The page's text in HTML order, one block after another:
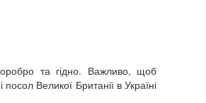
та гідно. Важливо, щоб
Великої Британії в Україні